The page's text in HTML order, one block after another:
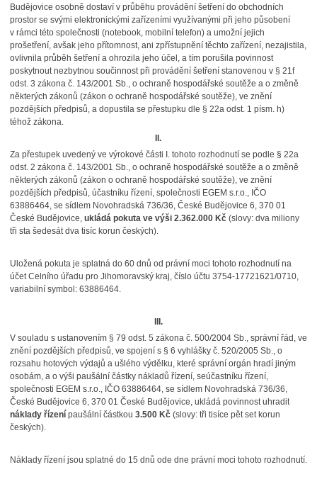
Budějovice osobně dostaví v průběhu provádění šetření do obchodních
prostor se svými elektronickými zařízeními využívanými při jeho působení
v rámci této společnosti (notebook, mobilní telefon) a umožní jejich
prošetření, avšak jeho přítomnost, ani zpřístupnění těchto zařízení, nezajistila,
ovlivnila průběh šetření a ohrozila jeho účel, a tím porušila povinnost
poskytnout nezbytnou součinnost při provádění šetření stanovenou v § 21f
odst. 3 zákona č. 143/2001 Sb., o ochraně hospodářské soutěže a o změně
některých zákonů (zákon o ochraně hospodářské soutěže), ve znění
pozdějších předpisů, a dopustila se přestupku dle § 22a odst. 1 písm. h)
téhož zákona.
II.
Za přestupek uvedený ve výrokové části I. tohoto rozhodnutí se podle § 22a
odst. 2 zákona č. 143/2001 Sb., o ochraně hospodářské soutěže a o změně
některých zákonů (zákon o ochraně hospodářské soutěže), ve znění
pozdějších předpisů, účastníku řízení, společnosti EGEM s.r.o.,IČO
63886464, se sídlem Novohradská 736/36, České Budějovice 6, 370 01
České Budějovice, ukládá pokuta ve výši 2.362.000 Kč(slovy: dva miliony
tři sta šedesát dva tisíc korun českých).
Uložená pokuta je splatná do 60 dnů od právní moci tohoto rozhodnutí na
účet Celního úřadu pro Jihomoravský kraj, číslo účtu 3754-17721621/0710,
variabilní symbol: 63886464.
III.
V souladu s ustanovením § 79 odst. 5 zákona č. 500/2004 Sb., správní řád, ve
znění pozdějších předpisů, ve spojení s § 6 vyhlášky č. 520/2005 Sb., o
rozsahu hotových výdajů a ušlého výdělku, které správní orgán hradí jiným
osobám, a o výši paušální částky nákladů řízení, seúčastníku řízení,
společnosti EGEM s.r.o.,IČO 63886464, se sídlem Novohradská 736/36,
České Budějovice 6, 370 01 České Budějovice, ukládá povinnost uhradit
náklady řízenípaušální částkou 3.500 Kč(slovy: tři tisíce pět set korun
českých).
Náklady řízení jsou splatné do 15 dnů ode dne právní moci tohoto rozhodnutí.